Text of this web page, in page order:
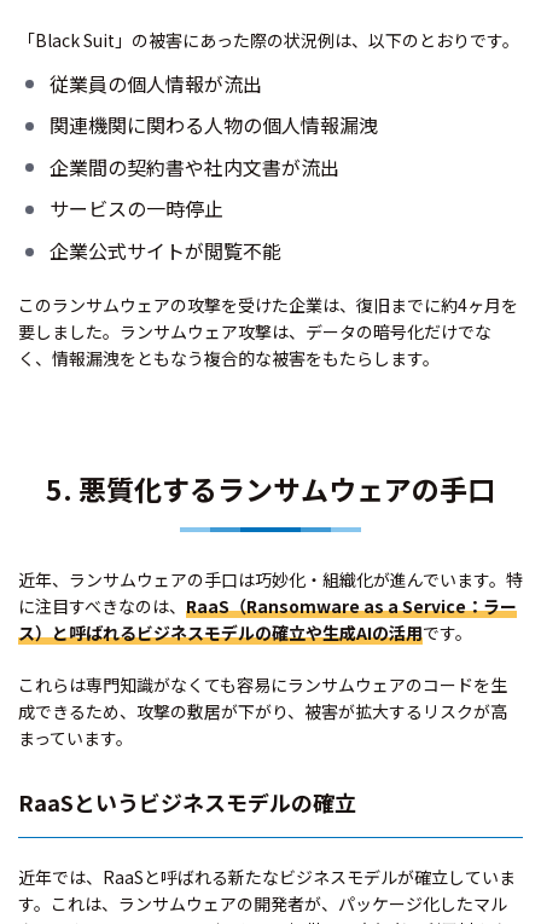
「Black Suit」の被害にあった際の状況例は、以下のとおりです。
従業員の個人情報が流出
関連機関に関わる人物の個人情報漏洩
企業間の契約書や社内文書が流出
サービスの一時停止
企業公式サイトが閲覧不能
このランサムウェアの攻撃を受けた企業は、復旧までに約4ヶ月を
要しました。ランサムウェア攻撃は、データの暗号化だけでな
く、情報漏洩をともなう複合的な被害をもたらします。
5. 悪質化するランサムウェアの手口
近年、ランサムウェアの手口は巧妙化・組織化が進んでいます。特
に注目すべきなのは、 RaaS（Ransomware as a Service：ラー
ス）と呼ばれるビジネスモデルの確立や生成AIの活用です。
これらは専門知識がなくても容易にランサムウェアのコードを生
成できるため、攻撃の敷居が下がり、被害が拡大するリスクが高
まっています。
RaaSというビジネスモデルの確立
近年では、RaaSと呼ばれる新たなビジネスモデルが確立していま
す。これは、ランサムウェアの開発者が、パッケージ化したマル